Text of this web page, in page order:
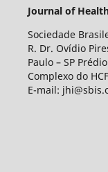
Journal of
Sociedade
R. Dr. Ovídio
Paulo – SP
Complexo do
E-mail: